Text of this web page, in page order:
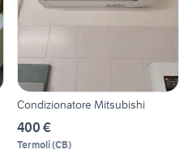
Condizionatore Mitsubishi
400 €
Termoli(CB)